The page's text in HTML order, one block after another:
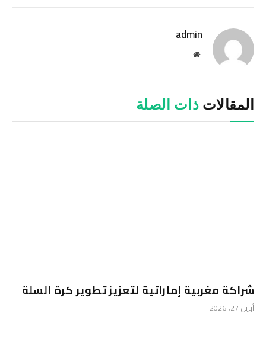
admin
موقع
المقالات ذات الصلة
شراكة مغربية إماراتية لتعزيز تطوير كرة السلة
أبريل 27, 2026